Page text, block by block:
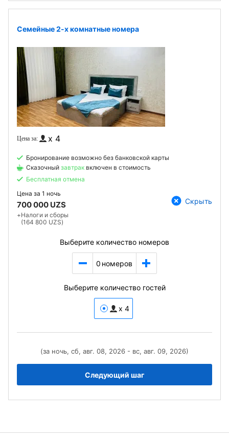
Семейные 2-х комнатные номера
x 4
Бронирование возможно без банковской карты
Сказочный завтрак включен в стоимость
Бесплатная отмена
Цена за 1 ночь
700 000 UZS
+Налоги и сборы
(164 800 UZS)
Скрыть
Выберите количество номеров
0 номеров
Выберите количество гостей
x 4
(за ночь, сб, авг. 08, 2026 - вс, авг. 09, 2026)
Следующий шаг